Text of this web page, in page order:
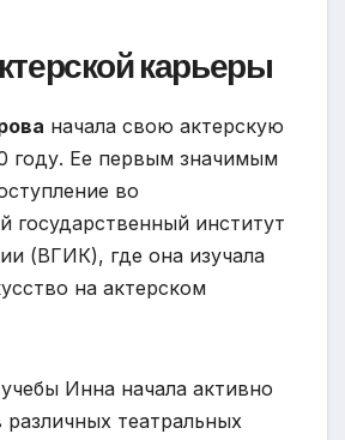
карьеры
начала свою актерскую
году. Ее первым значимым
во
государственный институт
(ВГИК), где она изучала
на актерском
Инна начала активно
различных театральных